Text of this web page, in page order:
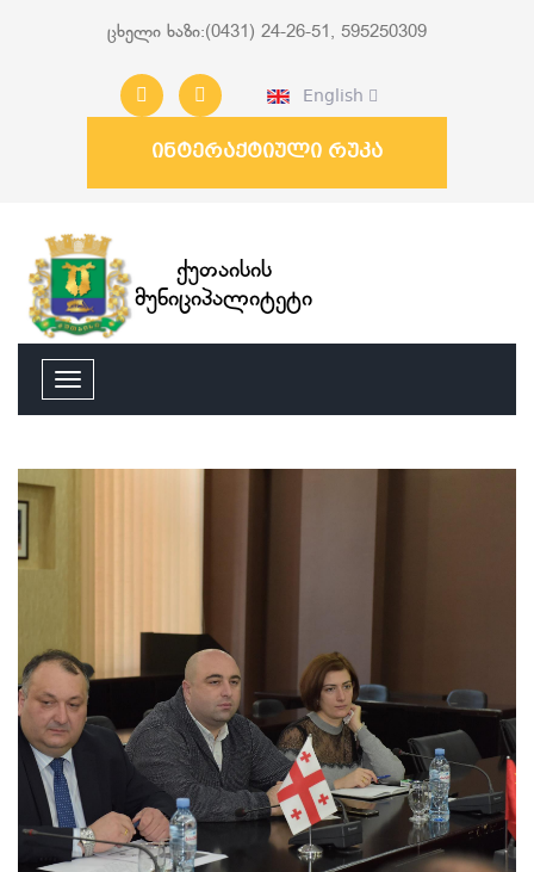
ცხელი ხაზი:(0431) 24-26-51, 595250309
English
ინტერაქტიული რუკა
ქუთაისის
მუნიციპალიტეტი